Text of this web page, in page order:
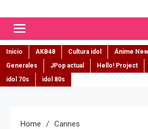
Inicio AKB48 Cultura idol Ánime
Generales
JPop actual Hello! Project
idol 70s
idol 80s
Home Cannes